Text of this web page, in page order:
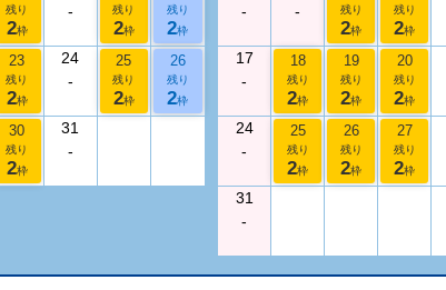
残り
2枠
-
残り
2枠
残り
2枠
23
残り
2枠
24
-
25
残り
2枠
26
残り
2枠
30
残り
2枠
31
-
-
-
残り
2枠
残り
2枠
17
-
18
残り
2枠
19
残り
2枠
20
残り
2枠
24
-
25
残り
2枠
26
残り
2枠
27
残り
2枠
31
-